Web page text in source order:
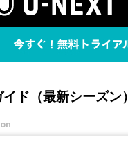
ド（最新シーズン）